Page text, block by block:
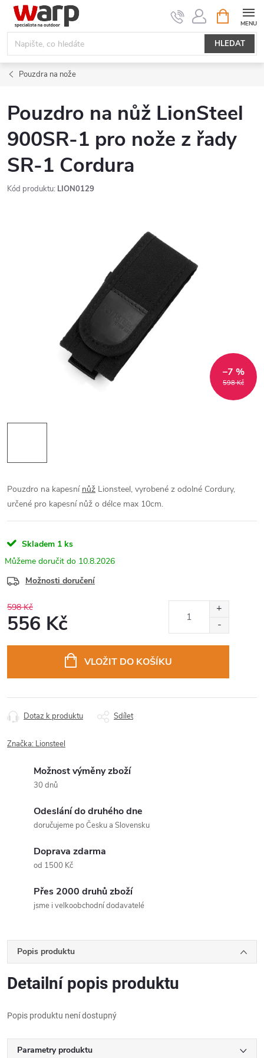
Přejít
obsah
HLEDAT
NÁKUPNÍ
KOŠÍK
Pouzdra na nože
Pouzdro na nůž LionSteel
900SR-1 pro nože z řady
SR-1 Cordura
Kód produktu: LION0129
598 Kč
–7 %
Pouzdro na kapesní nůž Lionsteel, vyrobené z odolné Cordury,
určené pro kapesní nůž o délce max 10cm.
Skladem 1 ks
10.8.2026
Možnosti doručení
598 Kč
556 Kč
VLOŽIT DO KOŠÍKU
Dotaz k produktu Sdílet
Značka: Lionsteel
Možnost výměny zboží
30 dnů
Odeslání do druhého dne
doručujeme po Česku a Slovensku
Doprava zdarma
od 1500 Kč
Přes 2000 druhů zboží
jsme i velkoobchodní dodavatelé
Popis produktu
Detailní popis produktu
Popis produktu není dostupný
Parametry produktu